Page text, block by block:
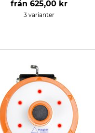
från625,00 kr
3 varianter